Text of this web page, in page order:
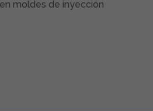
moldes de inyección